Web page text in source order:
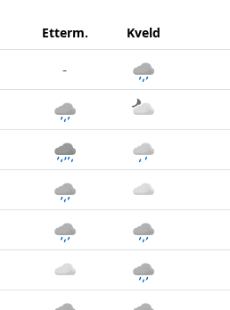
Etterm. Kveld
-